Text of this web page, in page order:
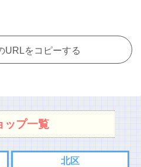
URLをコピーする
ップ一覧
北区